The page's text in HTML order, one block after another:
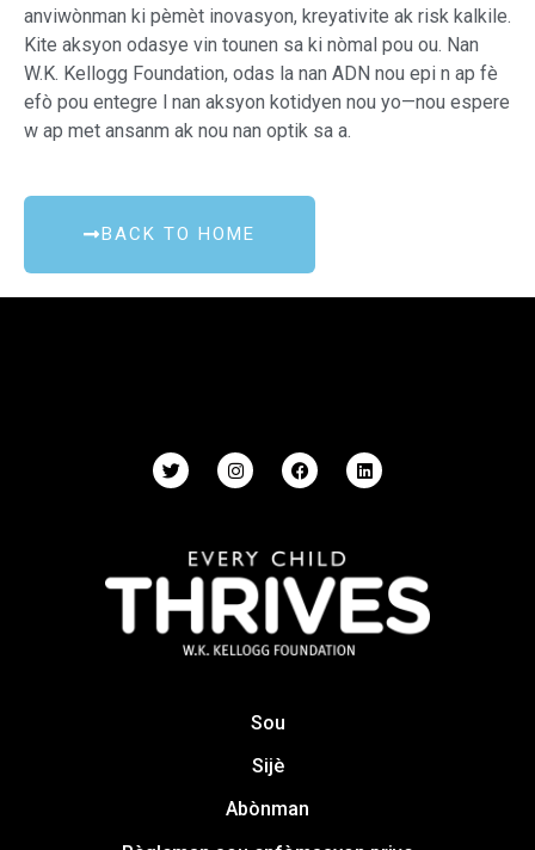
anviwònman ki pèmèt inovasyon, kreyativite ak risk kalkile.
Kite aksyon odasye vin tounen sa ki nòmal pou ou. Nan
W.K. Kellogg Foundation, odas la nan ADN nou epi n ap fè
efò pou entegre l nan aksyon kotidyen nou yo—nou espere
w ap met ansanm ak nou nan optik sa a.
BACK TO HOME
Sou
Sijè
Abònman